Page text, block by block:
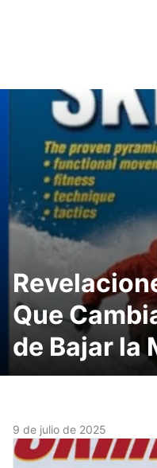
Que
de Bajar la
9 de julio de 2025